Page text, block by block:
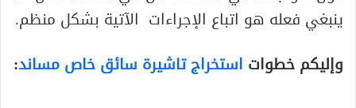
ينبغي فعله هو اتباع الإجراءات الآتية بشكل منظم.
وإليكم خطوات استخراج تاشيرة سائق خاص مساند: